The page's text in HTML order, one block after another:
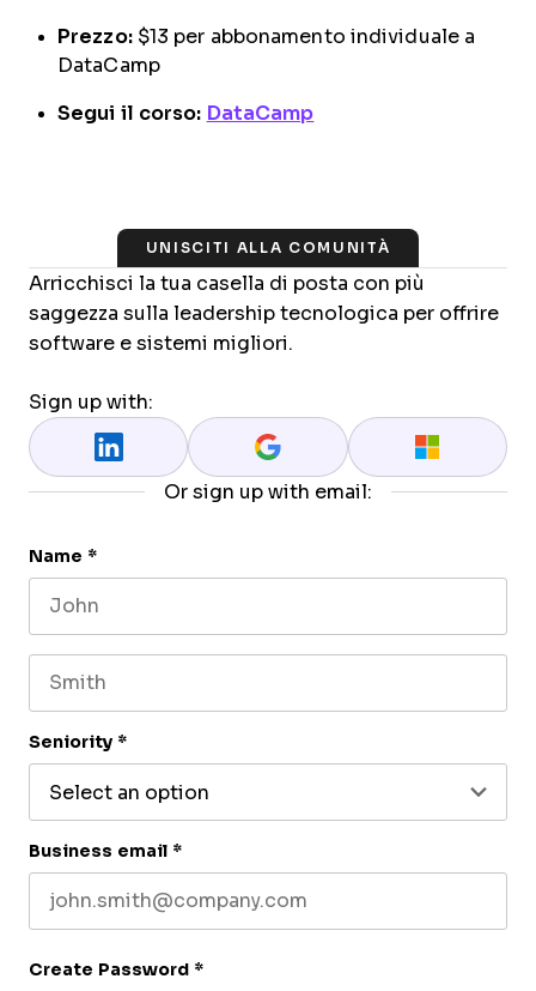
Prezzo:$13 per abbonamento individuale a
DataCamp
Segui il corso: DataCamp
UNISCITI ALLA COMUNITÀ
Arricchisci la tua casella di posta con più
saggezza sulla leadership tecnologica per offrire
software e sistemi migliori.
Sign up with:
Or sign up with email:
Name *
Seniority *
Business email *
Create Password *